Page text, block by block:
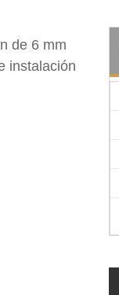
de 6 mm
instalación